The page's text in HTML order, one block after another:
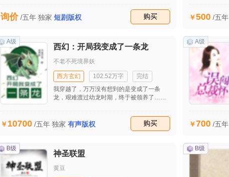
理，处理公司一切大小事物，而天明则任公
司的挂名老板，深知天明不好经商，喜欢自
学校的第一天，因为不是被录取进去的，我
刚开始进去压力很大，我怕赶不上同学们的
就追着老师问，日子就这样过去了一个星期
了，我在班里边混熟了，跟班里边的同学们
打成了一片，由于我入学比较晚，被分配到
外班的宿舍，通过宿舍的姐妹们，还认识了
不少外班的同学，我们学校可是帅哥一堆一
堆的，美女如云啊。
询价 /五年 独家 短剧版权 购买 500 /五年
A级
西幻：开局我变成了一条龙
不老不死境界妖
西方玄幻 102.52万字
完结
我穿越了，万万没有想到的是变成了一条
龙，艰难渡过幼龙时期，终于被领养了……
我本以为我靠着这张脸就可以在这异界混得
风声水起，没想到居然还要我拯救魔法世
10700 /五年 独家 有声版权 购买
A级
700 /五年
B级
神圣联盟
黄豆
B级